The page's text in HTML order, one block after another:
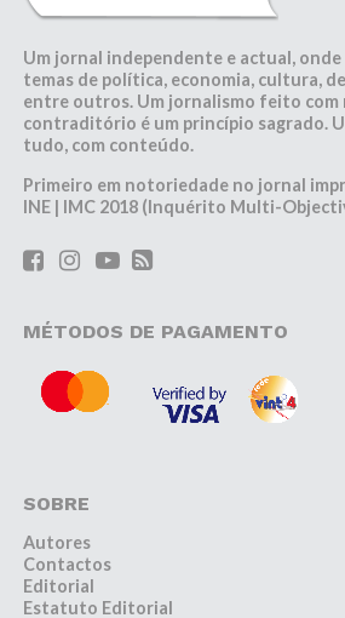
Um jornal independente e actual, onde
temas de política, economia, cultura,
entre outros. Um jornalismo feito com
contraditório é um princípio sagrado.
tudo, com conteúdo.
Primeiro em notoriedade no jornal
INE | IMC 2018 (Inquérito Multi-
MÉTODOS DE PAGAMENTO
SOBRE
Autores
Contactos
Editorial
Estatuto Editorial